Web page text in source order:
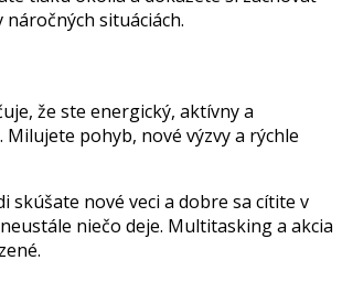
náročných situáciách.
že ste energický, aktívny a
Milujete pohyb, nové výzvy a rýchle
skúšate nové veci a dobre sa cítite v
niečo deje. Multitasking a akcia